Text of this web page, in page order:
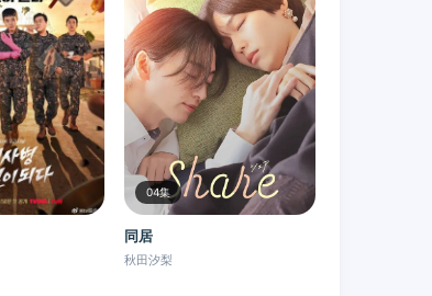
04集
同居
秋田汐梨